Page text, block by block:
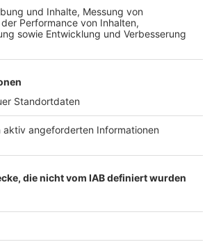
zu Ihren Aktivitäten
Bitte lesen Sie die
durch und stimmen Sie der
des Service zu, um dieses
Video anzusehen.
Mehr Informationen
Management Platform
landete Linkin Park in 2024 wieder in
Stimme von Chester Bennington.
Blick in die Vergangenheit - ein